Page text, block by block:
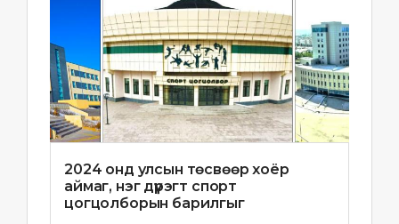
2024 онд улсын төсвөөр хоёр
аймаг, нэг дүүрэгт спорт
цогцолборын барилгыг